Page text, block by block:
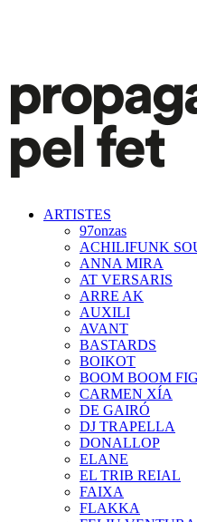
ARTISTES
97onzas
ACHILIFUNK
ANNA MIRA
AT VERSARIS
ARRE AK
AUXILI
AVANT
BASTARDS
BOIKOT
BOOM BOOM
CARMEN XÍA
DE GAIRÓ
DJ TRAPELLA
DONALLOP
ELANE
EL TRIB REIAL
FAIXA
FLAKKA